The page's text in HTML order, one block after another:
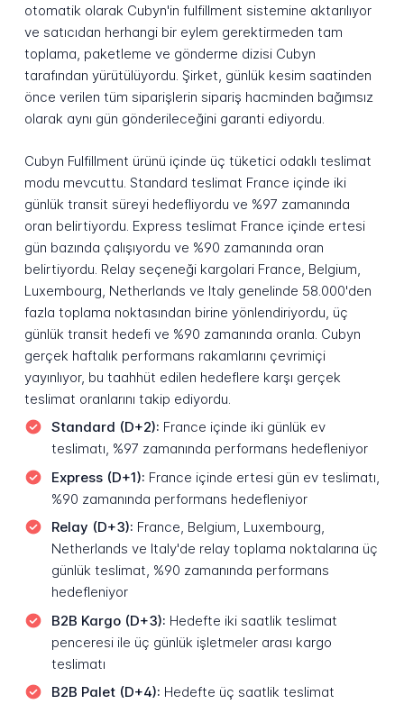
otomatik olarak Cubyn'in fulfillment sistemine aktarılıyor
ve satıcıdan herhangi bir eylem gerektirmeden tam
toplama, paketleme ve gönderme dizisi Cubyn
tarafından yürütülüyordu. Şirket, günlük kesim saatinden
önce verilen tüm siparişlerin sipariş hacminden bağımsız
olarak aynı gün gönderileceğini garanti ediyordu.
Cubyn Fulfillment ürünü içinde üç tüketici odaklı teslimat
modu mevcuttu. Standard teslimat France içinde iki
günlük transit süreyi hedefliyordu ve %97 zamanında
oran belirtiyordu. Express teslimat France içinde ertesi
gün bazında çalışıyordu ve %90 zamanında oran
belirtiyordu. Relay seçeneği kargolari France, Belgium,
Luxembourg, Netherlands ve Italy genelinde 58.000'den
fazla toplama noktasından birine yönlendiriyordu, üç
günlük transit hedefi ve %90 zamanında oranla. Cubyn
gerçek haftalık performans rakamlarını çevrimiçi
yayınlıyor, bu taahhüt edilen hedeflere karşı gerçek
teslimat oranlarını takip ediyordu.
Standard (D+2): France içinde iki günlük ev
teslimatı, %97 zamanında performans hedefleniyor
Express (D+1): France içinde ertesi gün ev teslimatı,
%90 zamanında performans hedefleniyor
Relay (D+3): France, Belgium, Luxembourg,
Netherlands ve Italy'de relay toplama noktalarına üç
günlük teslimat, %90 zamanında performans
hedefleniyor
B2B Kargo (D+3): Hedefte iki saatlik teslimat
penceresi ile üç günlük işletmeler arası kargo
teslimatı
B2B Palet (D+4): Hedefte üç saatlik teslimat